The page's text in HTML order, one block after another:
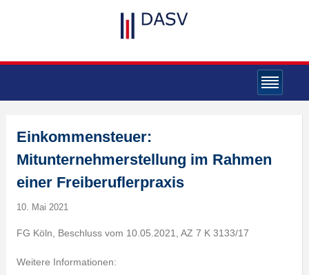
Einkommensteuer:
Mitunternehmerstellung im Rahmen
einer Freiberuflerpraxis
10. Mai 2021
FG Köln, Beschluss vom 10.05.2021, AZ 7 K 3133/17
Weitere Informationen: